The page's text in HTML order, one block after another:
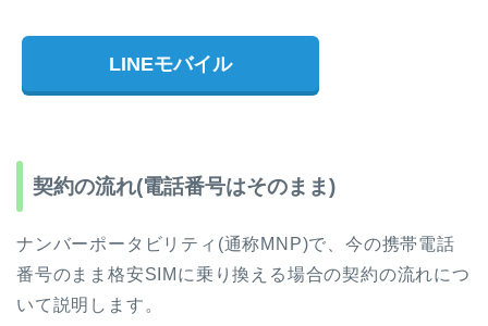
LINEモバイル
契約の流れ(電話番号はそのまま)
ナンバーポータビリティ(通称MNP)で、今の携帯電話
番号のまま格安SIMに乗り換える場合の契約の流れにつ
いて説明します。